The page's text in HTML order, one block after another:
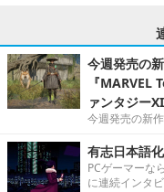
今週発売の
『
ァンタジー
今週発売の新
有志日本語
PCゲーマーな
に連続インタビ